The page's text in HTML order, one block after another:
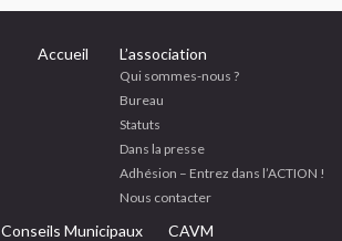
Accueil L’association
Qui sommes-nous ?
Bureau
Statuts
Dans la presse
Adhésion – Entrez dans l’ACTION !
Nous contacter
Conseils Municipaux CAVM